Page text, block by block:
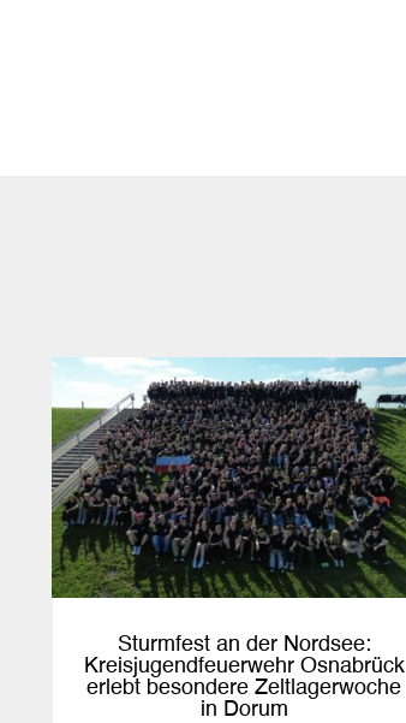
Sturmfest an der Nordsee:
Kreisjugendfeuerwehr Osnabrück
erlebt besondere Zeltlagerwoche
in Dorum